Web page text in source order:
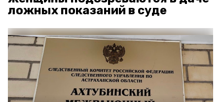
ложных показаний в суде